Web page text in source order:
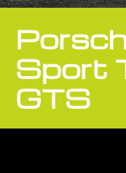
Sport
GTS